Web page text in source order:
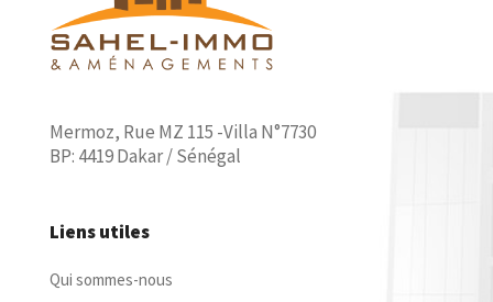
Mermoz, Rue MZ 115 -Villa N°7730
BP: 4419 Dakar / Sénégal
Liens utiles
Qui sommes-nous